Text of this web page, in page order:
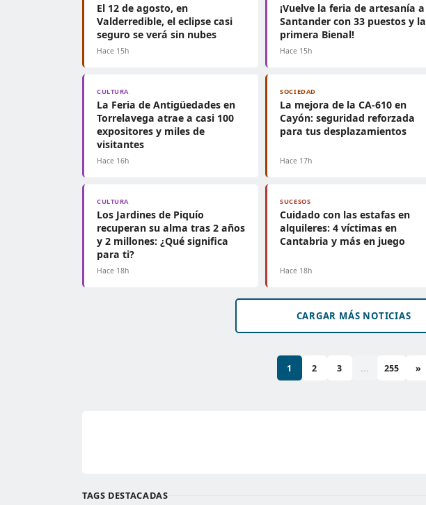
El 12 de agosto, en
Valderredible, el eclipse casi
seguro se verá sin nubes
Hace 15h
¡Vuelve la feria de artesanía a
Santander con 33 puestos y la
primera Bienal!
Hace 15h
CULTURA
La Feria de Antigüedades en
Torrelavega atrae a casi 100
expositores y miles de
visitantes
Hace 16h
SOCIEDAD
La mejora de la CA-610 en
Cayón: seguridad reforzada
para tus desplazamientos
Hace 17h
CULTURA
Los Jardines de Piquío
recuperan su alma tras 2 años
y 2 millones: ¿Qué significa
para ti?
Hace 18h
SUCESOS
Cuidado con las estafas en
alquileres: 4 víctimas en
Cantabria y más en juego
Hace 18h
CARGAR MÁS NOTICIAS
1 2 3 ... 255 »
TAGS DESTACADAS